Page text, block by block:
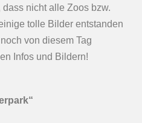
nicht alle Zoos bzw.
tolle Bilder entstanden
von diesem Tag
Infos und Bildern!